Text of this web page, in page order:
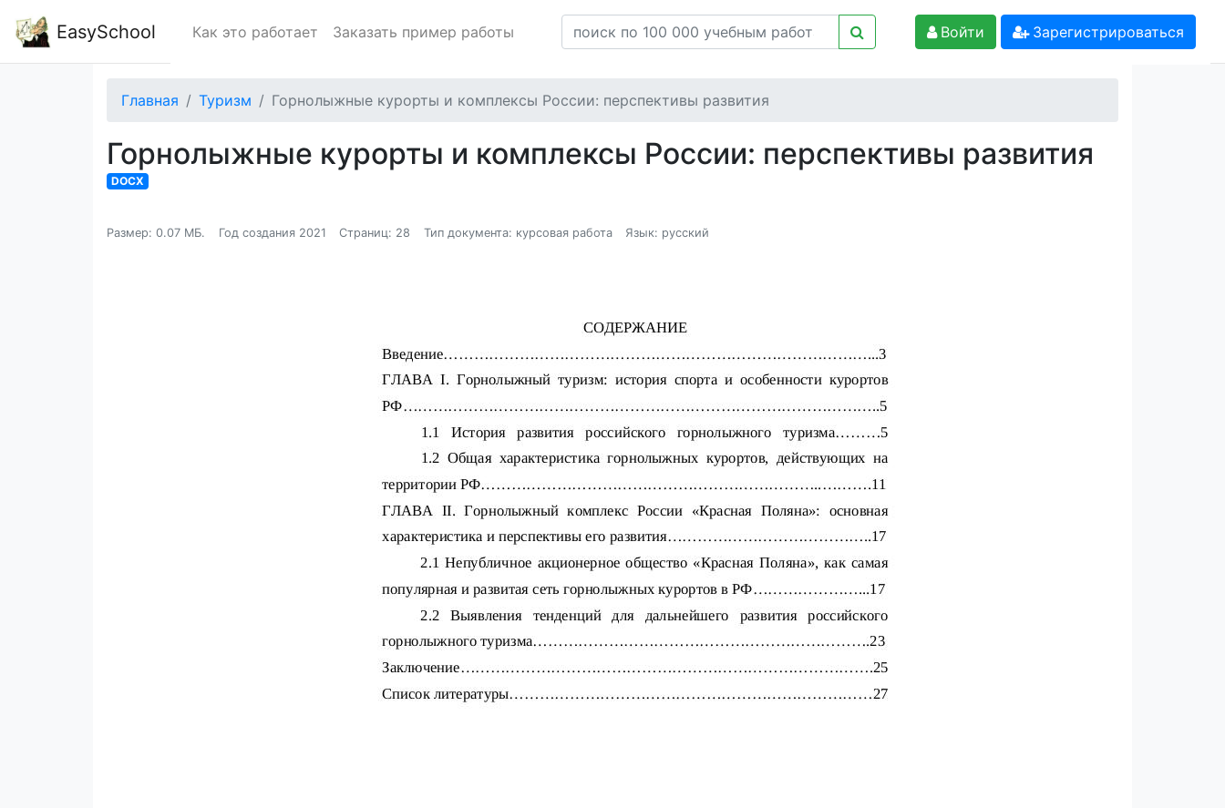
EasySchool Как это работает Заказать пример работы Войти Зарегистрироваться
Главная Туризм Горнолыжные курорты и комплексы России: перспективы развития
Горнолыжные курорты и комплексы России: перспективы развития
DOCX
Размер: 0.07 МБ. Год создания 2021 Страниц: 28 Тип документа: курсовая работа Язык: русский